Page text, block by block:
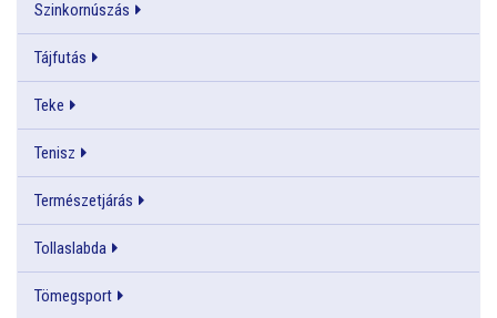
Szinkornúszás
Tájfutás
Teke
Tenisz
Természetjárás
Tollaslabda
Tömegsport